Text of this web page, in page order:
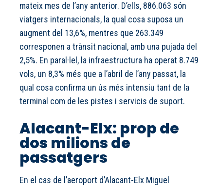
mateix mes de l’any anterior. D’ells, 886.063 són
viatgers internacionals, la qual cosa suposa un
augment del 13,6%, mentres que 263.349
corresponen a trànsit nacional, amb una pujada del
2,5%. En paral·lel, la infraestructura ha operat 8.749
vols, un 8,3% més que a l’abril de l’any passat, la
qual cosa confirma un ús més intensiu tant de la
terminal com de les pistes i servicis de suport.
Alacant-Elx: prop de
dos milions de
passatgers
En el cas de l’aeroport d’Alacant-Elx Miguel